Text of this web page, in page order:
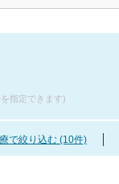
指定できます)
で絞り込む (10件)